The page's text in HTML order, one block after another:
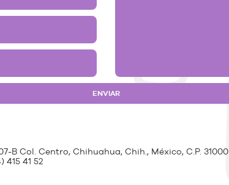
B Col. Centro, Chihuahua, Chih., México, C.P. 31000
415 41 52